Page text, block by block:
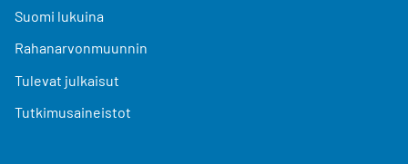
Suomi lukuina
Rahanarvonmuunnin
Tulevat julkaisut
Tutkimusaineistot